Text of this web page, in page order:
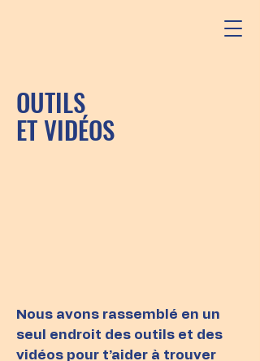
OUTILS
ET VIDÉOS
Nous avons rassemblé en un
seul endroit des outils et des
vidéos pour t’aider à trouver